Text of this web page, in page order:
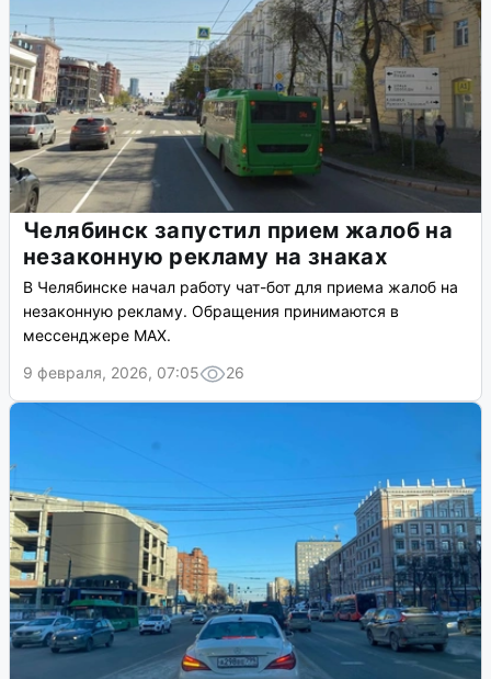
Челябинск запустил прием жалоб на
незаконную рекламу на знаках
В Челябинске начал работу чат-бот для приема жалоб на
незаконную рекламу. Обращения принимаются в
мессенджере MAX.
9 февраля, 2026, 07:05
26